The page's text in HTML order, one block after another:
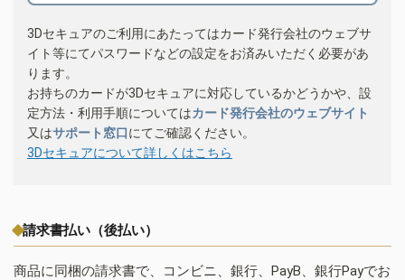
3Dセキュアのご利用にあたってはカード発行会社のウェブサ
イト等にてパスワードなどの設定をお済みいただく必要があ
ります。
お持ちのカードが3Dセキュアに対応しているかどうかや、設
定方法・利用手順についてはカード発行会社のウェブサイト
又はサポート窓口にてご確認ください。
3Dセキュアについて詳しくはこちら
請求書払い（後払い）
商品に同梱の請求書で、コンビニ、銀行、PayB、銀行Payでお